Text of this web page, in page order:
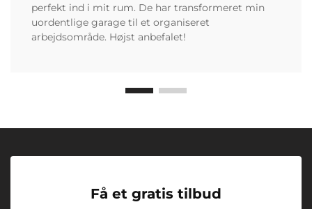
perfekt ind i mit rum. De har transformeret min
uordentlige garage til et organiseret
arbejdsområde. Højst anbefalet!
Få et gratis tilbud